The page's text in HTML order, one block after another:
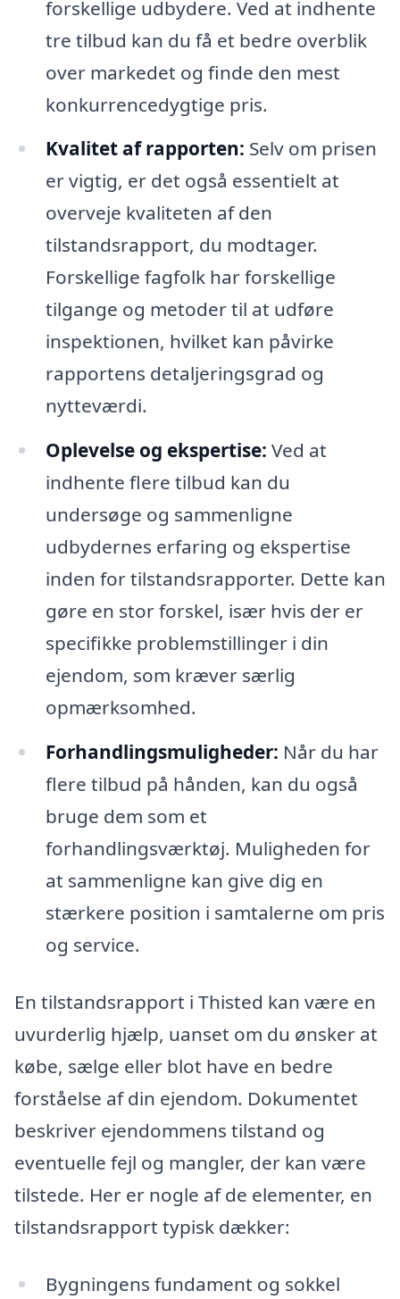
forskellige udbydere. Ved at indhente
tre tilbud kan du få et bedre overblik
over markedet og finde den mest
konkurrencedygtige pris.
Kvalitet af rapporten: Selv om prisen
er vigtig, er det også essentielt at
overveje kvaliteten af den
tilstandsrapport, du modtager.
Forskellige fagfolk har forskellige
tilgange og metoder til at udføre
inspektionen, hvilket kan påvirke
rapportens detaljeringsgrad og
nytteværdi.
Oplevelse og ekspertise: Ved at
indhente flere tilbud kan du
undersøge og sammenligne
udbydernes erfaring og ekspertise
inden for tilstandsrapporter. Dette kan
gøre en stor forskel, især hvis der er
specifikke problemstillinger i din
ejendom, som kræver særlig
opmærksomhed.
Forhandlingsmuligheder: Når du har
flere tilbud på hånden, kan du også
bruge dem som et
forhandlingsværktøj. Muligheden for
at sammenligne kan give dig en
stærkere position i samtalerne om pris
og service.
En tilstandsrapport i Thisted kan være en
uvurderlig hjælp, uanset om du ønsker at
købe, sælge eller blot have en bedre
forståelse af din ejendom. Dokumentet
beskriver ejendommens tilstand og
eventuelle fejl og mangler, der kan være
tilstede. Her er nogle af de elementer, en
tilstandsrapport typisk dækker:
Bygningens fundament og sokkel